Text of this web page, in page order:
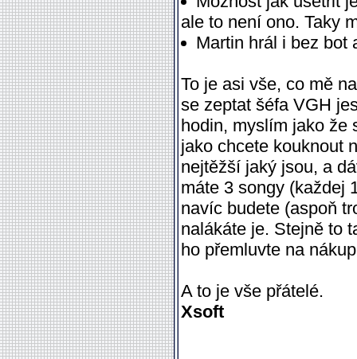
ale to není ono. Taky
Martin hrál i bez bot
To je asi vše, co mě
se zeptat šéfa VGH
hodin, myslím jako že
jako chcete kouknout
nejtěžší jaký jsou, a
máte 3 songy (každej
navíc budete (aspoň
nalákáte je. Stejně to
ho přemluvte na
A to je vše přátelé.
Xsoft